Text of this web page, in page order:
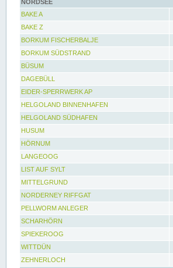
NORDSEE
BAKE A
BAKE Z
BORKUM FISCHERBALJE
BORKUM SÜDSTRAND
BÜSUM
DAGEBÜLL
EIDER-SPERRWERK AP
HELGOLAND BINNENHAFEN
HELGOLAND SÜDHAFEN
HUSUM
HÖRNUM
LANGEOOG
LIST AUF SYLT
MITTELGRUND
NORDERNEY RIFFGAT
PELLWORM ANLEGER
SCHARHÖRN
SPIEKEROOG
WITTDÜN
ZEHNERLOCH